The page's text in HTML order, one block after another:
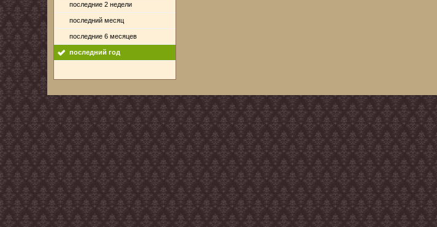
последние 2 недели
последний месяц
последние 6 месяцев
последний год